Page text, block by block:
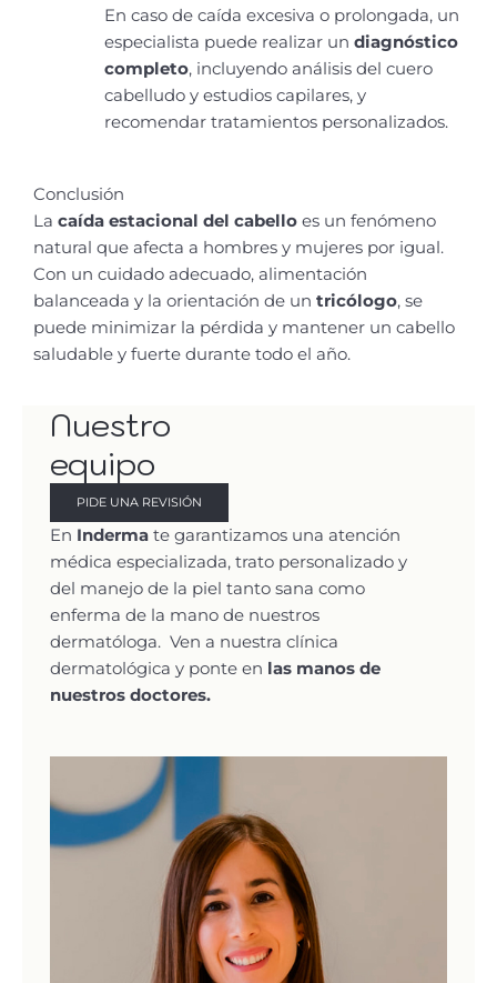
En caso de caída excesiva o prolongada, un
especialista puede realizar un diagnóstico
completo, incluyendo análisis del cuero
cabelludo y estudios capilares, y
recomendar tratamientos personalizados.
Conclusión
La caída estacional del cabello es un fenómeno
natural que afecta a hombres y mujeres por igual.
Con un cuidado adecuado, alimentación
balanceada y la orientación de un tricólogo, se
puede minimizar la pérdida y mantener un cabello
saludable y fuerte durante todo el año.
Nuestro
equipo
PIDE UNA REVISIÓN
En Inderma te garantizamos una atención
médica especializada, trato personalizado y
del manejo de la piel tanto sana como
enferma de la mano de nuestros
dermatóloga. Ven a nuestra clínica
dermatológica y ponte en las manos de
nuestros doctores.